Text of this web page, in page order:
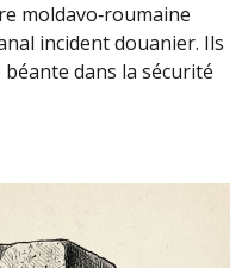
moldavo‑roumaine
incident douanier. Ils
dans la sécurité